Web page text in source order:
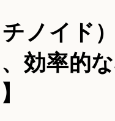
ノイド
効率的